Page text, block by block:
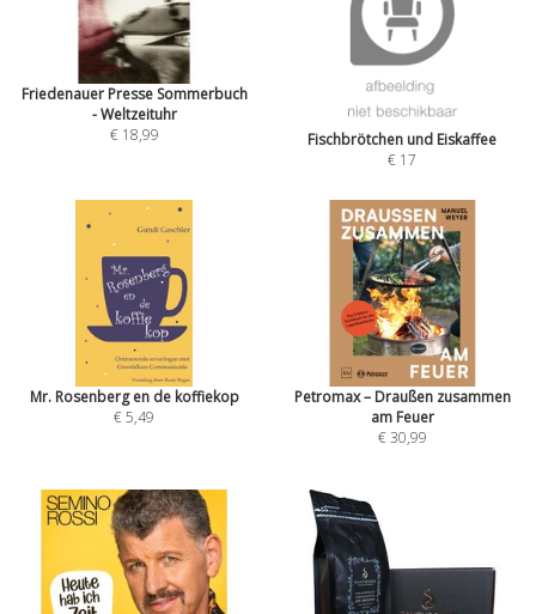
Friedenauer Presse Sommerbuch
- Weltzeituhr
€ 18,99
Fischbrötchen und Eiskaffee
€ 17
Mr. Rosenberg en de koffiekop
€ 5,49
Petromax – Draußen zusammen
am Feuer
€ 30,99